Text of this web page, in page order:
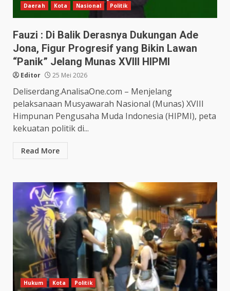
Daerah Kota Nasional Politik
Fauzi : Di Balik Derasnya Dukungan Ade
Jona, Figur Progresif yang Bikin Lawan
“Panik” Jelang Munas XVIII HIPMI
Editor 25 Mei 2026
Deliserdang.AnalisaOne.com – Menjelang
pelaksanaan Musyawarah Nasional (Munas) XVIII
Himpunan Pengusaha Muda Indonesia (HIPMI), peta
kekuatan politik di...
Read More
Hukum Kota Politik